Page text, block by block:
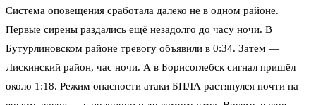
Система оповещения сработала далеко не в одном районе.
Первые сирены раздались ещё незадолго до часу ночи. В
Бутурлиновском районе тревогу объявили в 0:34. Затем —
Лискинский район, час ночи. А в Борисоглебск сигнал пришёл
около 1:18. Режим опасности атаки БПЛА растянулся почти на